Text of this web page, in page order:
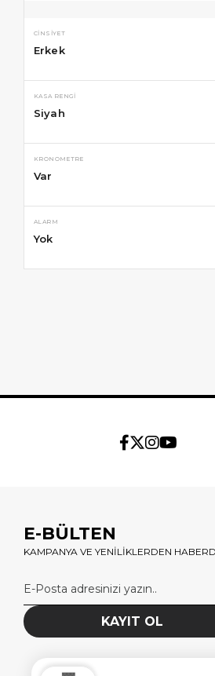
CINSIYET
Erkek
KASA RENGI
Siyah
KRONOMETRE
Var
ALARM
Yok
E-BÜLTEN
KAMPANYA VE YENİLİKLERDEN
KAYIT OL